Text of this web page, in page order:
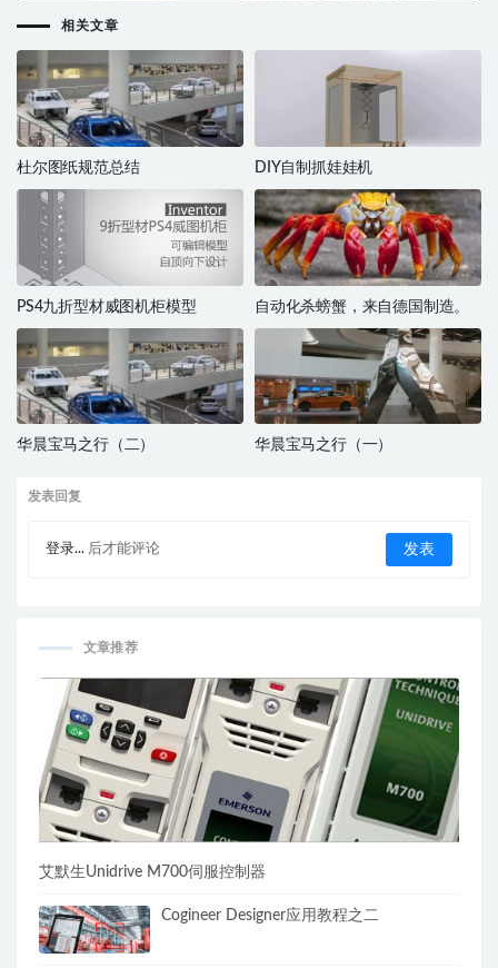
相关文章
杜尔图纸规范总结 DIY自制抓娃娃机
PS4九折型材威图机柜模型 自动化杀螃蟹，来自德国制造。
华晨宝马之行（二） 华晨宝马之行（一）
发表回复
登录... 后才能评论
文章推荐
艾默生Unidrive M700伺服控制器
Cogineer Designer应用教程之二